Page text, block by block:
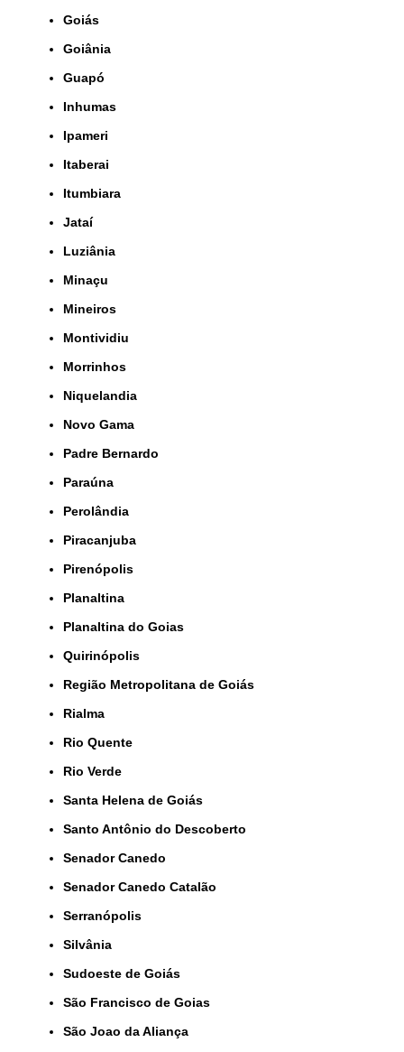
Goiás
Goiânia
Guapó
Inhumas
Ipameri
Itaberai
Itumbiara
Jataí
Luziânia
Minaçu
Mineiros
Montividiu
Morrinhos
Niquelandia
Novo Gama
Padre Bernardo
Paraúna
Perolândia
Piracanjuba
Pirenópolis
Planaltina
Planaltina do Goias
Quirinópolis
Região Metropolitana de Goiás
Rialma
Rio Quente
Rio Verde
Santa Helena de Goiás
Santo Antônio do Descoberto
Senador Canedo
Senador Canedo Catalão
Serranópolis
Silvânia
Sudoeste de Goiás
São Francisco de Goias
São Joao da Aliança